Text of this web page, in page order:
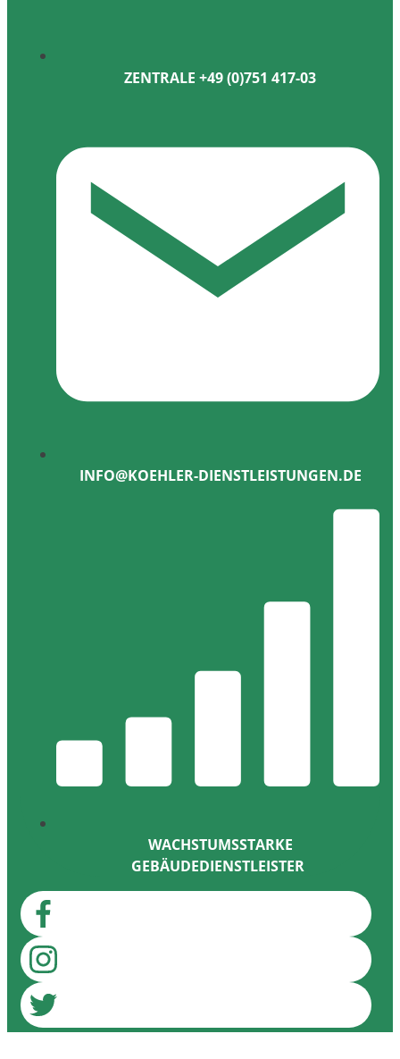
ZENTRALE +49 (0)751 417-03
INFO@KOEHLER-DIENSTLEISTUNGEN.DE
WACHSTUMSSTARKE
GEBÄUDEDIENSTLEISTER